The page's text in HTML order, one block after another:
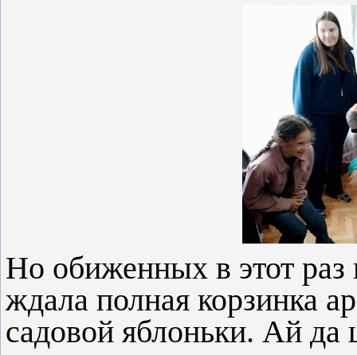
Но обиженных в этот раз
ждала полная корзинка
садовой яблоньки. Ай